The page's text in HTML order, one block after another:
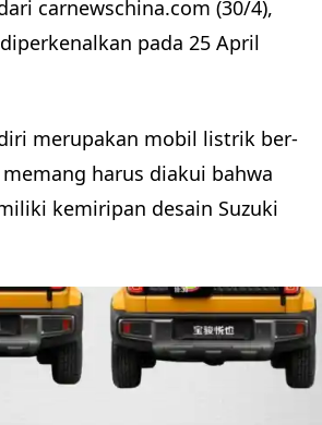
carnewschina.com (30/4),
pada 25 April
merupakan mobil listrik ber-
memang harus diakui bahwa
kemiripan desain Suzuki